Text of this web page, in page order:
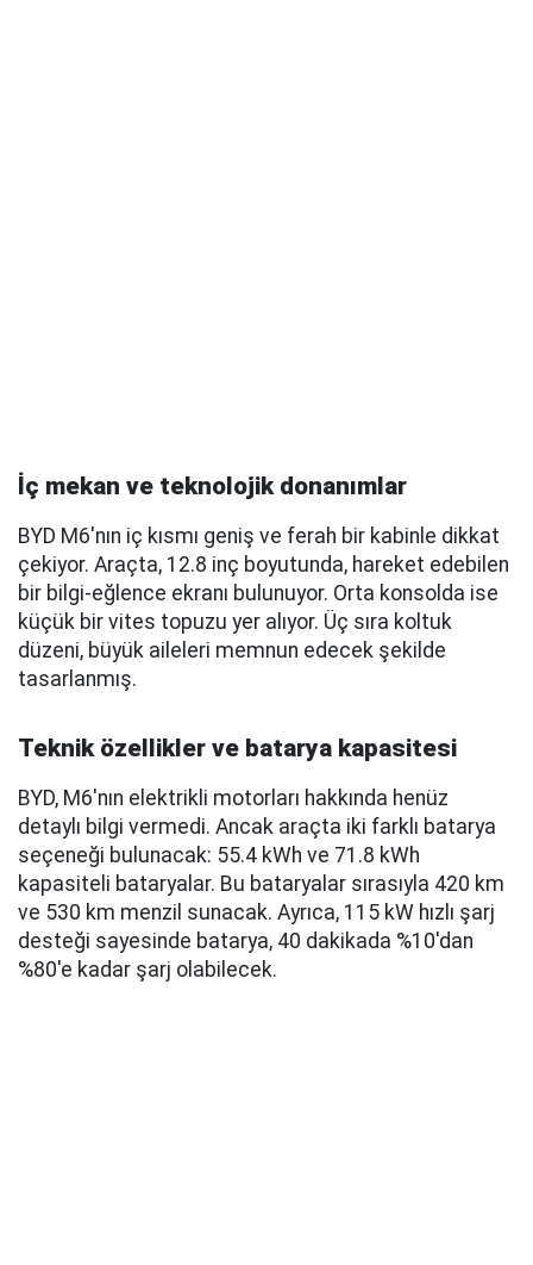
İç mekan ve teknolojik donanımlar
BYD M6'nın iç kısmı geniş ve ferah bir kabinle dikkat
çekiyor. Araçta, 12.8 inç boyutunda, hareket edebilen
bir bilgi-eğlence ekranı bulunuyor. Orta konsolda ise
küçük bir vites topuzu yer alıyor. Üç sıra koltuk
düzeni, büyük aileleri memnun edecek şekilde
tasarlanmış.
Teknik özellikler ve batarya kapasitesi
BYD, M6'nın elektrikli motorları hakkında henüz
detaylı bilgi vermedi. Ancak araçta iki farklı batarya
seçeneği bulunacak: 55.4 kWh ve 71.8 kWh
kapasiteli bataryalar. Bu bataryalar sırasıyla 420 km
ve 530 km menzil sunacak. Ayrıca, 115 kW hızlı şarj
desteği sayesinde batarya, 40 dakikada %10'dan
%80'e kadar şarj olabilecek.